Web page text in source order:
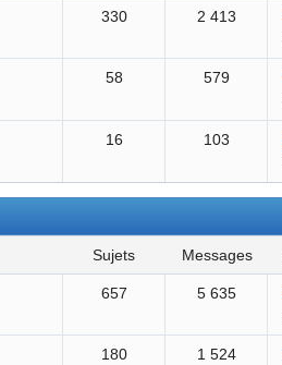
330 2 413
58 579
16 103
sujets messages
657 5 635
180 1 524